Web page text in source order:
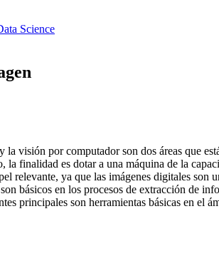
Science
la visión por computador son dos áreas que
la finalidad es dotar a una máquina de la
relevante, ya que las imágenes digitales
básicos en los procesos de extracción de
principales son herramientas básicas en el